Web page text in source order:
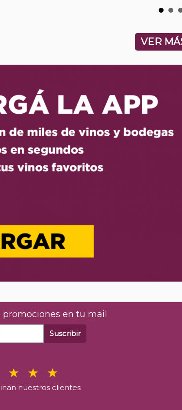
VER
en tu mail
Suscribir
nuestros clientes